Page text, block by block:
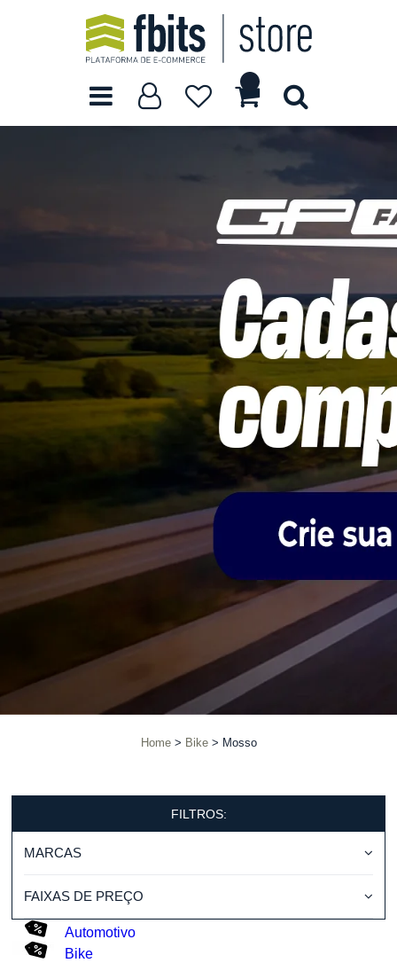
Home Bike Mosso
FILTROS:
MARCAS
FAIXAS DE PREÇO
Automotivo
Bike